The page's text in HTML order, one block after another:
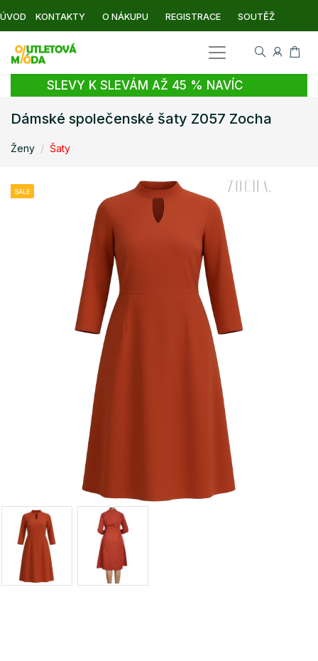
ÚVOD KONTAKTY O NÁKUPU REGISTRACE SOUTĚŽ
SLEVY K SLEVÁM AŽ 45 % NAVÍC
Dámské společenské šaty Z057 Zocha
Ženy Šaty
SALE